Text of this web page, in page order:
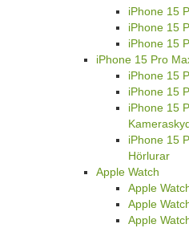
iPhone 15
iPhone 15
iPhone 15
iPhone 15 Pro
iPhone 15
iPhone 15
iPhone 15
iPhone 15
Hörlurar
Apple Watch
Apple
Apple
Apple